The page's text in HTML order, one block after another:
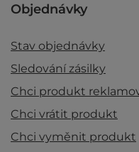
Objednávky
Stav objednávky
Sledování zásilky
Chci produkt
Chci vrátit produkt
Chci vyměnit produkt